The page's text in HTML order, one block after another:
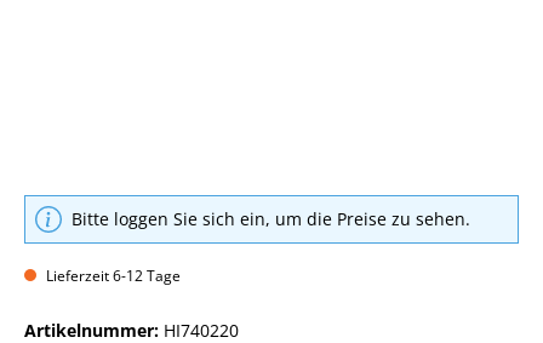
Bitte loggen Sie sich ein, um die Preise zu sehen.
Lieferzeit 6-12 Tage
Artikelnummer: HI740220